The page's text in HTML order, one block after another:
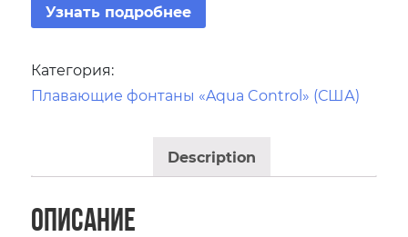
Узнать подробнее
Категория:
Плавающие фонтаны «Aqua Control» (США)
Description
Описание